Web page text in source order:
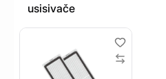
usisivače